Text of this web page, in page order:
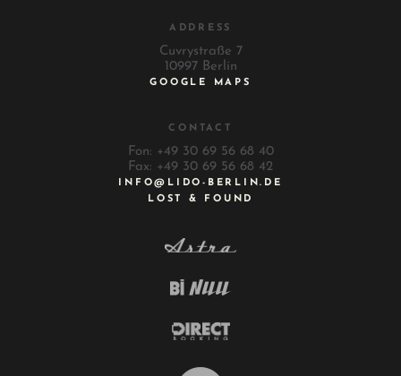
ADDRESS
Cuvrystraße 7
10997 Berlin
GOOGLE MAPS
CONTACT
Fon: +49 30 69 56 68 40
Fax: +49 30 69 56 68 42
INFO@LIDO-BERLIN.DE
LOST & FOUND